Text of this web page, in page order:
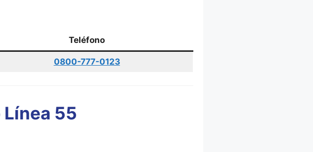
Teléfono
0800-777-0123
55